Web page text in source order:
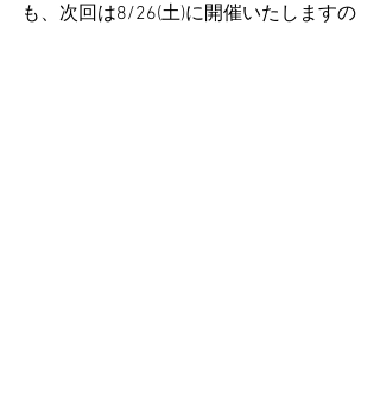
も、次回は8/26(土)に開催いたしますの